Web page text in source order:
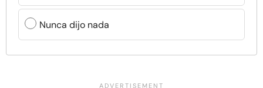
Nunca dijo nada